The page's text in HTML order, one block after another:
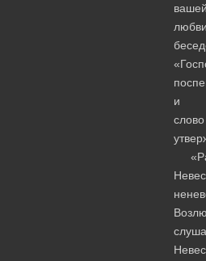
и
слово